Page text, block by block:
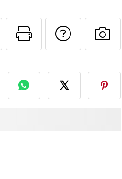
Enviar esta
Imprimir